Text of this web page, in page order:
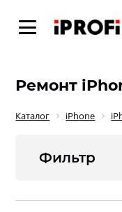
Ремонт
Каталог iPhone
Фильтр